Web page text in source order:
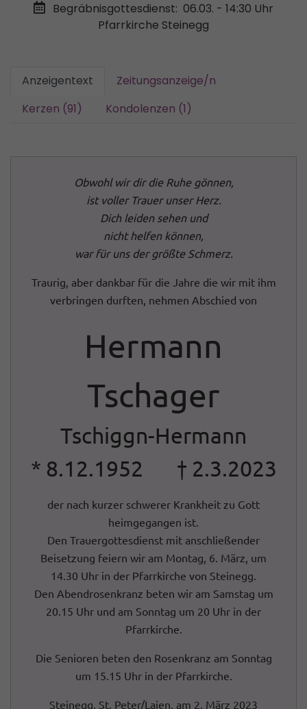
Begräbnisgottesdienst: 06.03. - 14:30 Uhr
Pfarrkirche Steinegg
Anzeigentext
Zeitungsanzeige/n
Kerzen (91)
Kondolenzen (1)
Obwohl wir dir die Ruhe gönnen,
ist voller Trauer unser Herz.
Dich leiden sehen und
nicht helfen können,
war für uns der größte Schmerz.
Traurig, aber dankbar für die Jahre die wir mit ihm
verbringen durften, nehmen Abschied von
Hermann
Tschager
Tschiggn-Hermann
* 8.12.1952 † 2.3.2023
der nach kurzer schwerer Krankheit zu Gott
heimgegangen ist.
Den Trauergottesdienst mit anschließender
Beisetzung feiern wir am Montag, 6. März, um
14.30 Uhr in der Pfarrkirche von Steinegg.
Den Abendrosenkranz beten wir am Samstag um
20.15 Uhr und am Sonntag um 20 Uhr in der
Pfarrkirche.
Die Senioren beten den Rosenkranz am Sonntag
um 15.15 Uhr in der Pfarrkirche.
Steinegg, St. Peter/Lajen, am 2. März 2023